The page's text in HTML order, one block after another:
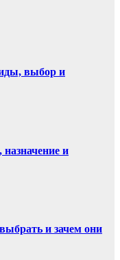
выбор и
и
и зачем они